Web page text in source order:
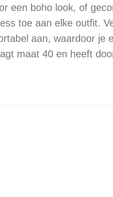
een boho look, of
toe aan elke outfit.
aan, waardoor je
maat 40 en heeft